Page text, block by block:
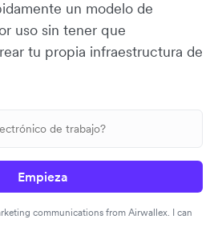
un modelo de
uso sin tener que
tu propia infraestructura de
Empieza
communications from Airwallex. I can